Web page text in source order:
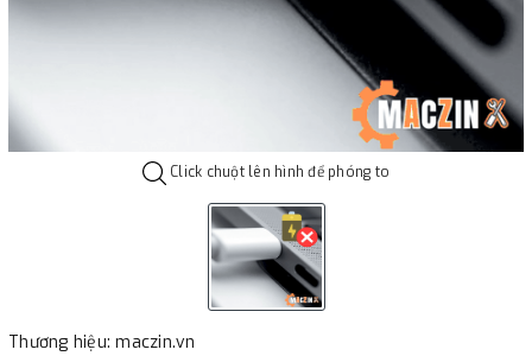
Click chuột lên hình để phóng to
Thương hiệu: maczin.vn